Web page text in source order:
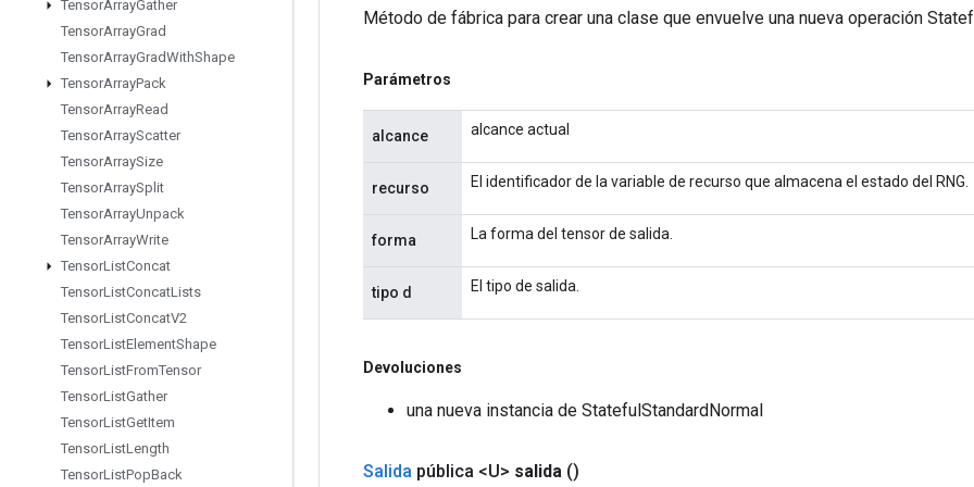
TensorArrayGather
TensorArrayGrad
TensorArrayGradWithShape
TensorArrayPack
TensorArrayRead
TensorArrayScatter
TensorArraySize
TensorArraySplit
TensorArrayUnpack
TensorArrayWrite
TensorListConcat
TensorListConcatLists
TensorListConcatV2
TensorListElementShape
TensorListFromTensor
TensorListGather
TensorListGetItem
TensorListLength
TensorListPopBack
Método de fábrica para crear una clase que envuelve una nueva operación
Parámetros
alcance alcance actual
recurso El identificador de la variable de recurso que almacena el estado del RNG.
forma La forma del tensor de salida.
tipo d El tipo de salida.
Devoluciones
una nueva instancia de StatefulStandardNormal
Salida pública <U> salida ()